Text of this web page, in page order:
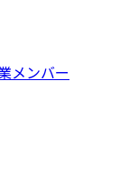
メンバー